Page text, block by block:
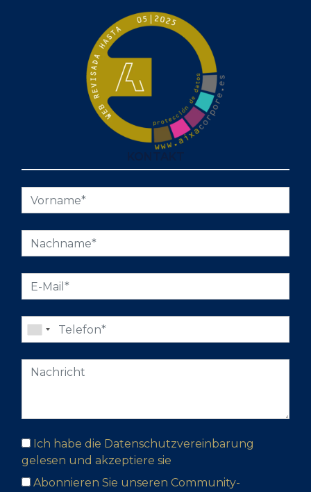
Ich habe die Datenschutzvereinbarung
gelesen und akzeptiere sie
Abonnieren Sie unseren Community-